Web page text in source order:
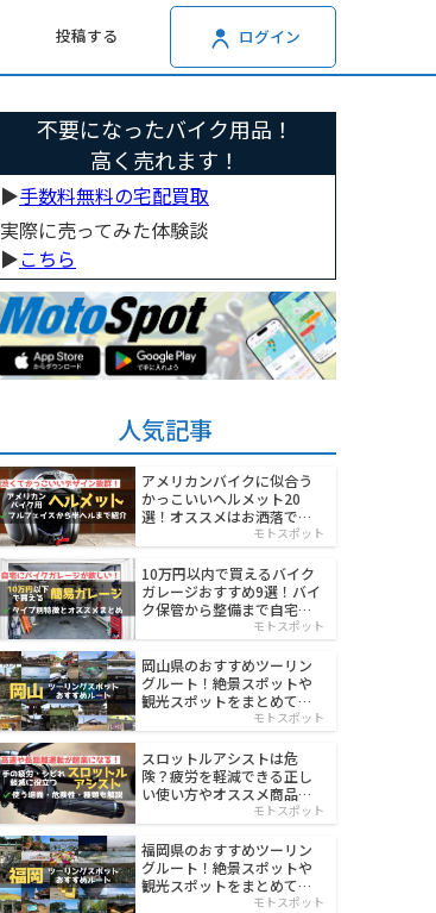
投稿する ログイン
不要になったバイク用品！
高く売れます！
▶︎手数料無料の宅配買取
実際に売ってみた体験談
▶︎こちら
人気記事
アメリカンバイクに似合う
かっこいいヘルメット20
選！オススメはお洒落でワ
モトスポット
10万円以内で買えるバイク
ガレージおすすめ9選！バイ
ク保管から整備まで自宅で
モトスポット
岡山県のおすすめツーリン
グルート！絶景スポットや
観光スポットをまとめて紹
モトスポット
スロットルアシストは危
険？疲労を軽減できる正し
い使い方やオススメ商品を
モトスポット
福岡県のおすすめツーリン
グルート！絶景スポットや
観光スポットをまとめて紹
モトスポット